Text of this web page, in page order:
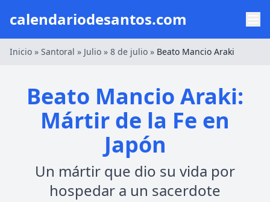
calendariodesantos.com
Inicio » Santoral » Julio » 8 de julio » Beato Mancio Araki
Beato Mancio Araki:
Mártir de la Fe en
Japón
Un mártir que dio su vida por
hospedar a un sacerdote